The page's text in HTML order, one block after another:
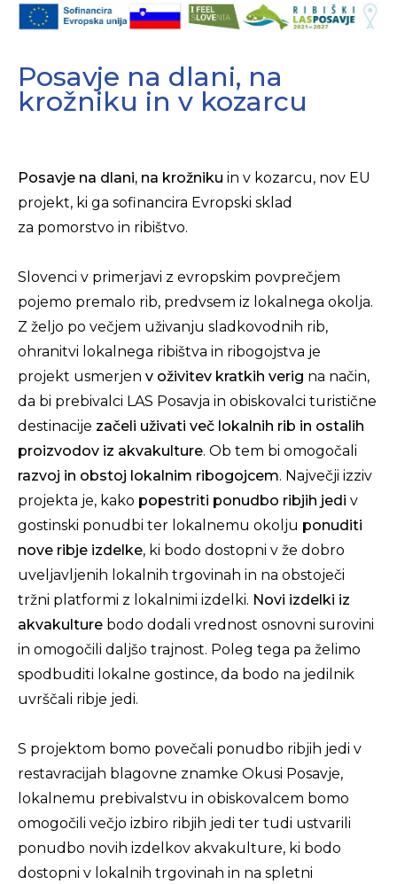
Posavje na dlani, na
krožniku in v kozarcu
Posavje na dlani, na krožniku in v kozarcu, nov EU
projekt, ki ga sofinancira Evropski sklad
za pomorstvo in ribištvo.
Slovenci v primerjavi z evropskim povprečjem
pojemo premalo rib, predvsem iz lokalnega okolja.
Z željo po večjem uživanju sladkovodnih rib,
ohranitvi lokalnega ribištva in ribogojstva je
projekt usmerjen v oživitev kratkih verig na način,
da bi prebivalci LAS Posavja in obiskovalci turistične
destinacije začeli uživati več lokalnih rib in ostalih
proizvodov iz akvakulture. Ob tem bi omogočali
razvoj in obstoj lokalnim ribogojcem. Največji izziv
projekta je, kako popestriti ponudbo ribjih jedi v
gostinski ponudbi ter lokalnemu okolju ponuditi
nove ribje izdelke, ki bodo dostopni v že dobro
uveljavljenih lokalnih trgovinah in na obstoječi
tržni platformi z lokalnimi izdelki. Novi izdelki iz
akvakulture bodo dodali vrednost osnovni surovini
in omogočili daljšo trajnost. Poleg tega pa želimo
spodbuditi lokalne gostince, da bodo na jedilnik
uvrščali ribje jedi.
S projektom bomo povečali ponudbo ribjih jedi v
restavracijah blagovne znamke Okusi Posavje,
lokalnemu prebivalstvu in obiskovalcem bomo
omogočili večjo izbiro ribjih jedi ter tudi ustvarili
ponudbo novih izdelkov akvakulture, ki bodo
dostopni v lokalnih trgovinah in na spletni